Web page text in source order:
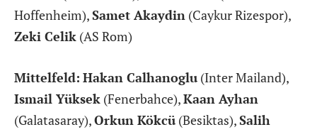
Hoffenheim),Samet Akaydin (Caykur Rizespor),
Zeki Celik (AS Rom)
Mittelfeld: Hakan Calhanoglu (Inter Mailand),
Ismail Yüksek (Fenerbahce),Kaan Ayhan
(Galatasaray),Orkun Kökcü (Besiktas),Salih